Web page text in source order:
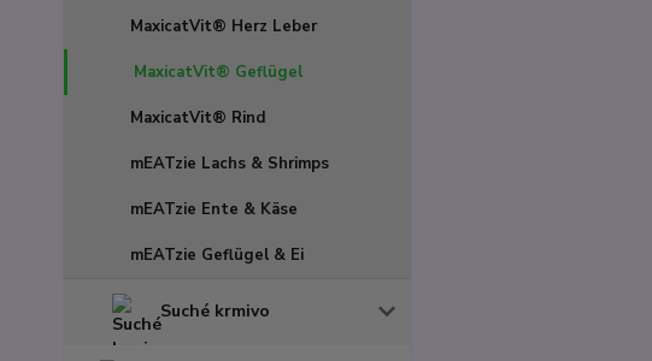
MaxicatVit® Herz Leber
MaxicatVit® Geflügel
MaxicatVit® Rind
mEATzie Lachs & Shrimps
mEATzie Ente & Käse
mEATzie Geflügel & Ei
Suché krmivo